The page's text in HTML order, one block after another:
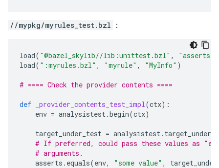
//mypkg/myrules_test.bzl ：
load( "@bazel_skylib//lib:unittest.bzl" , "asserts"
load( ":myrules.bzl" , "myrule" , "MyInfo" )
# ==== Check the provider contents ====
def _provider_contents_test_impl(ctx):
env = analysistest.begin(ctx)
target_under_test = analysistest.
# If preferred, could pass these values as
# arguments.
asserts . equals(env, "some value" ,